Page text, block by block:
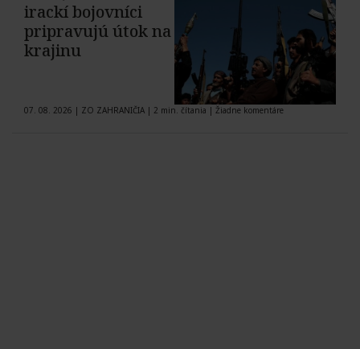
irackí bojovníci
pripravujú útok na
krajinu
07. 08. 2026 | ZO ZAHRANIČIA | 2 min. čítania | Žiadne komentáre